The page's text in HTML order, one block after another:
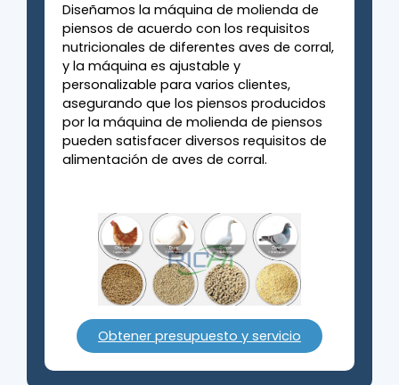
Diseñamos la máquina de molienda de
piensos de acuerdo con los requisitos
nutricionales de diferentes aves de corral,
y la máquina es ajustable y
personalizable para varios clientes,
asegurando que los piensos producidos
por la máquina de molienda de piensos
pueden satisfacer diversos requisitos de
alimentación de aves de corral.
Obtener presupuesto y servicio